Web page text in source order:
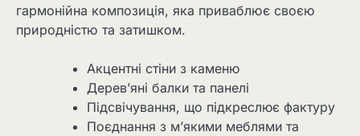
гармонійна композиція, яка приваблює своєю
природністю та затишком.
Акцентні стіни з каменю
Дерев’яні балки та панелі
Підсвічування, що підкреслює фактуру
Поєднання з м’якими меблями та